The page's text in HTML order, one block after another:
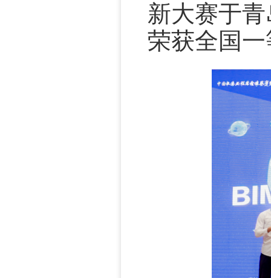
新大赛于
荣获全国